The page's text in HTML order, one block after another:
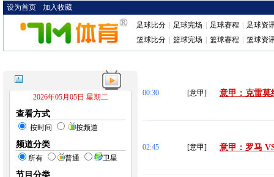
设为首页 加入收藏
足球比分 足球完场 足球赛程
足球资
篮球比分
篮球完场 篮球赛程 篮球资
2026年05月05日 星期二
查看方式
按时间 按频道
频道分类
所有 普通 卫星
节目分类
00:30 [意甲] 意甲：克雷莫
02:45 [意甲] 意甲：罗马